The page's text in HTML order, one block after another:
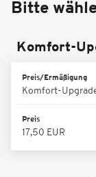
Bitte
Komfort-
Preis/Ermäßigung
Komfort-
Preis
17,50 EUR